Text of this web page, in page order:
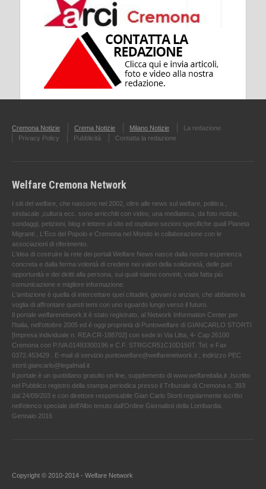
Cremona Notizie Crema Notizie Milano Notizie
La redazione
Privacy Policy
Pubblicità Contatta la redazione
Welfare Cremona Network
I siti del welfare, che nascono nel 2002, oltre alle news sul welfare, politica ,
sindacale ,cultura ecc. sono arricchiti con video, una mediateca, da foto notizie,
sondaggi, petizioni, blog e lettere al sito ed ospitano sezioni specifiche quali Pianeta
Migranti , L'Eco del Popolo e Cremona nel Mondo in collaborazione con le
associazioni di riferimento.
L'idea di costruire la rete dei portali Welfare News nasce dalla nostra esperienza
concreta e dalla ferma volontà di credere nei valori della solidarietà, delle pari
opportunità e dei diritti alla persona, sui quali siamo convinti, vada fatta più
comunicazione e migliore informazione.
L'ambizione è quella di intercettare quei cittadini, giovani o anziani, che abbiamo la
voglia di affrontare questi temi con uno sguardo lungo verso il futuro.
Il portale welfarenetwork.it è stato registrato, al Network Information Center per
l'Italia, nell’ottobre 2005 ed è oggi proprietà di Puntowelfare di GIANCARLO STORTI
[Impresa individuale n. REA CR-188702] con sede in Via Litta, 4- Cap 26100
Cremona con P.IVA 01493300196 e C.F. STRGCR51C10D150T. Tel. e Fax
0372.453429 . E-mail di servizio puntowelfare@welfarenetwork.it ; indirizzo PEC
storti.giancarlo@legalmail.it
Il portale è un quotidiano gratuito on line, supplemento di www.welfareitalia.it ,Iscritto
nel Pubblico registro della stampa periodica presso il Tribunale di Cremona n. 393
dal 24/09/203 e con direttore responsabile Gian Carlo Storti regolarmente iscritto
nell’elenco speciale dell’Albo tenuto dall’Ordine Giornalisti della Lombardia.
Gennaio 2016
Copyright © 2010-2014 - Welfare Network